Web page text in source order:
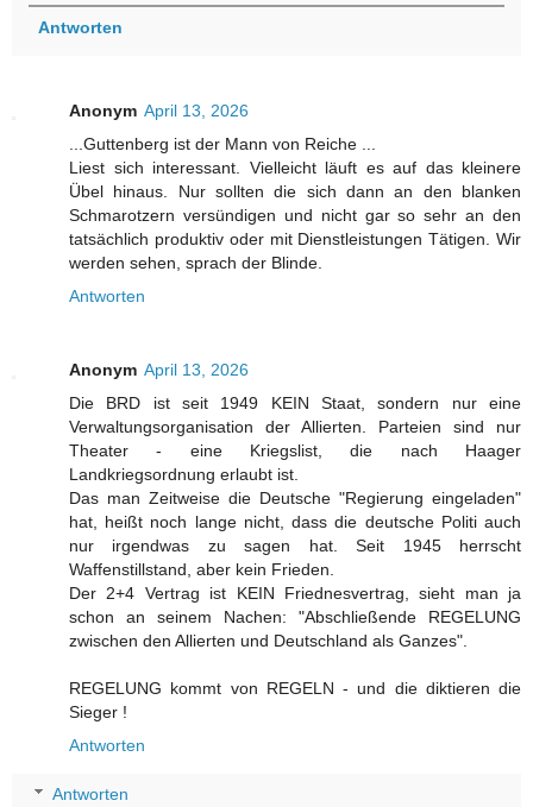
Antworten
Anonym April 13, 2026
...Guttenberg ist der Mann von Reiche ...
Liest sich interessant. Vielleicht läuft es auf das kleinere
Übel hinaus. Nur sollten die sich dann an den blanken
Schmarotzern versündigen und nicht gar so sehr an den
tatsächlich produktiv oder mit Dienstleistungen Tätigen. Wir
werden sehen, sprach der Blinde.
Antworten
Anonym April 13, 2026
Die BRD ist seit 1949 KEIN Staat, sondern nur eine
Verwaltungsorganisation der Allierten. Parteien sind nur
Theater - eine Kriegslist, die nach Haager
Landkriegsordnung erlaubt ist.
Das man Zeitweise die Deutsche "Regierung eingeladen"
hat, heißt noch lange nicht, dass die deutsche Politi auch
nur irgendwas zu sagen hat. Seit 1945 herrscht
Waffenstillstand, aber kein Frieden.
Der 2+4 Vertrag ist KEIN Friednesvertrag, sieht man ja
schon an seinem Nachen: "Abschließende REGELUNG
zwischen den Allierten und Deutschland als Ganzes".
REGELUNG kommt von REGELN - und die diktieren die
Sieger !
Antworten
Antworten